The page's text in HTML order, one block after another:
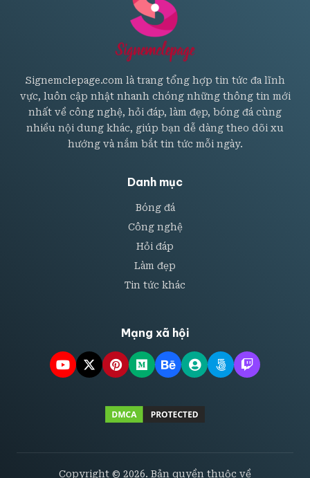
Signemclepage.com là trang tổng hợp tin tức đa lĩnh
vực, luôn cập nhật nhanh chóng những thông tin mới
nhất về công nghệ, hỏi đáp, làm đẹp, bóng đá cùng
nhiều nội dung khác, giúp bạn dễ dàng theo dõi xu
hướng và nắm bắt tin tức mỗi ngày.
Danh mục
Bóng đá
Công nghệ
Hỏi đáp
Làm đẹp
Tin tức khác
Mạng xã hội
Copyright © 2026. Bản quyền thuộc về